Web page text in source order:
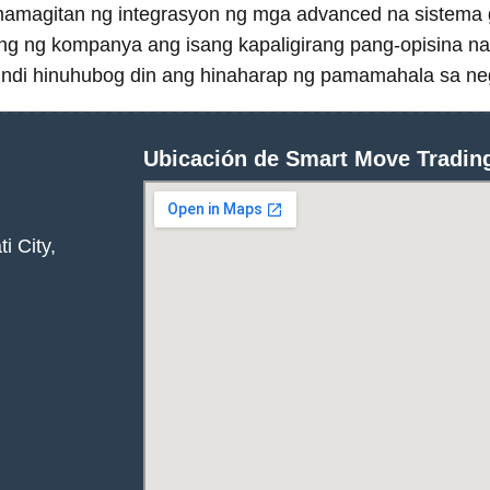
ng integrasyon ng mga advanced na
ng kompanya ang isang kapaligirang pang-opisina
hinuhubog din ang hinaharap ng pamamahala sa
City,
Ubicación de Smart Move